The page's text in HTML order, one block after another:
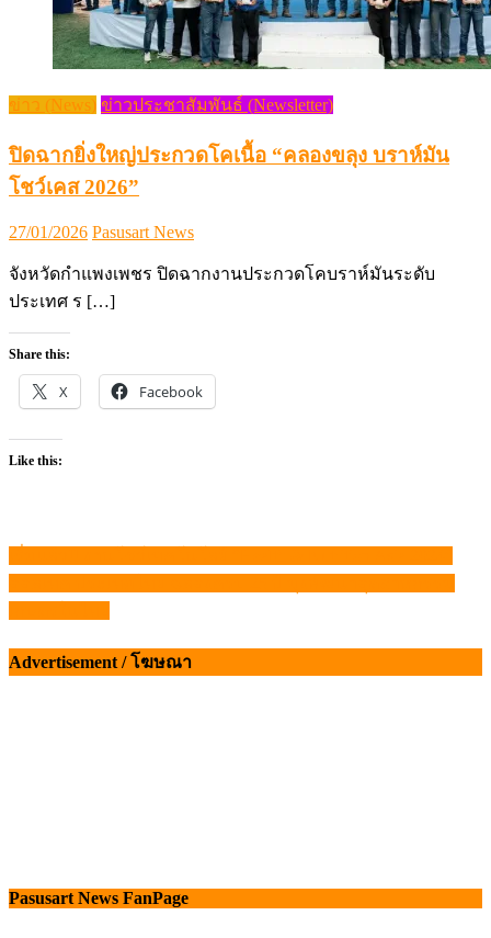
ข่าว (News) ข่าวประชาสัมพันธ์ (Newsletter)
ปิดฉากยิ่งใหญ่ประกวดโคเนื้อ “คลองขลุง บราห์มัน
โชว์เคส 2026”
Posted
27/01/2026 Author
Pasusart News
จังหวัดกำแพงเพชร ปิดฉากงานประกวดโคบราห์มันระดับ
ประเทศ ร […]
Share this:
X Facebook
Like this:
แนะแนว
เรื่อง
Advertisement / โฆษณา
Pasusart News FanPage